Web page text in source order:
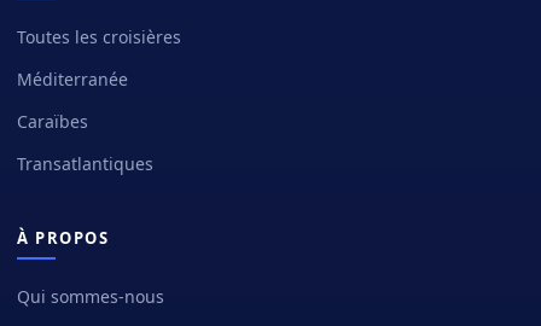
Toutes les croisières
Méditerranée
Caraïbes
Transatlantiques
À PROPOS
Qui sommes-nous